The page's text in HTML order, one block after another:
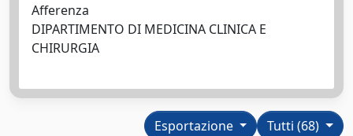
Afferenza
DIPARTIMENTO DI MEDICINA CLINICA E
CHIRURGIA
Tutti (68)
Esportazione